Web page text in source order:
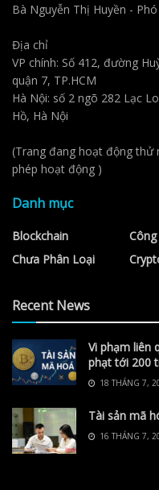
Bà Nguyễn Thị Huyền -
Địa chỉ
VP chính: Số 412, đường
quận 7, TP.HCM
Hà Nội: số 2 ngõ 282 Lạc
Hồ, Hà Nội
(Trang đang hoạt động thử
phép hoạt động )
Danh mục
Blockchain
Chưa Phân Loại
Recent News
Vi phạm liên
phạt tới 200
18 THÁNG 7,
Tài sản mã
16 THÁNG 7,